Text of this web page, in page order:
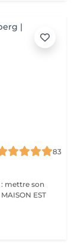
83
mettre son
EST